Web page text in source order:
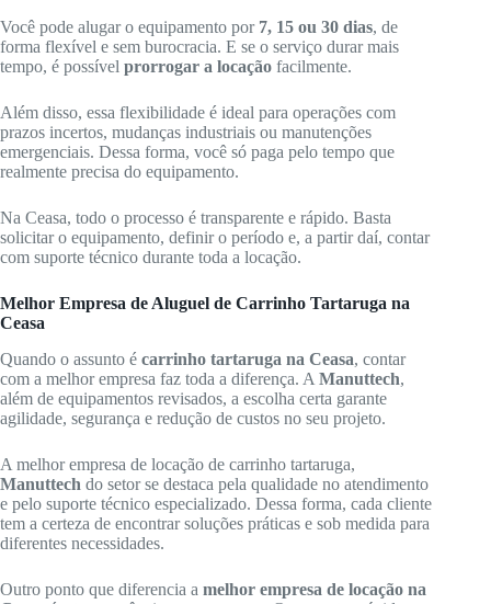
Você pode alugar o equipamento por 7, 15 ou 30 dias, de
forma flexível e sem burocracia. E se o serviço durar mais
tempo, é possível prorrogar a locação facilmente.
Além disso, essa flexibilidade é ideal para operações com
prazos incertos, mudanças industriais ou manutenções
emergenciais. Dessa forma, você só paga pelo tempo que
realmente precisa do equipamento.
Na Ceasa, todo o processo é transparente e rápido. Basta
solicitar o equipamento, definir o período e, a partir daí, contar
com suporte técnico durante toda a locação.
Melhor Empresa de Aluguel de Carrinho Tartaruga na
Ceasa
Quando o assunto é carrinho tartaruga na Ceasa, contar
com a melhor empresa faz toda a diferença. A Manuttech,
além de equipamentos revisados, a escolha certa garante
agilidade, segurança e redução de custos no seu projeto.
A melhor empresa de locação de carrinho tartaruga,
Manuttech do setor se destaca pela qualidade no atendimento
e pelo suporte técnico especializado. Dessa forma, cada cliente
tem a certeza de encontrar soluções práticas e sob medida para
diferentes necessidades.
Outro ponto que diferencia a melhor empresa de locação na